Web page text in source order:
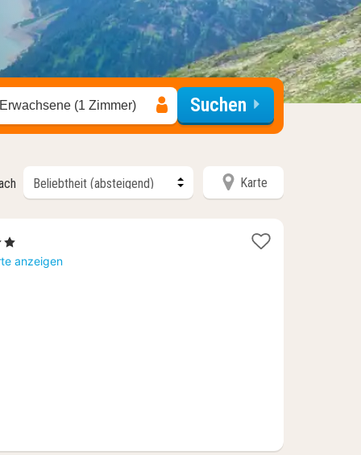
(1 Zimmer) Suchen
Karte
anzeigen